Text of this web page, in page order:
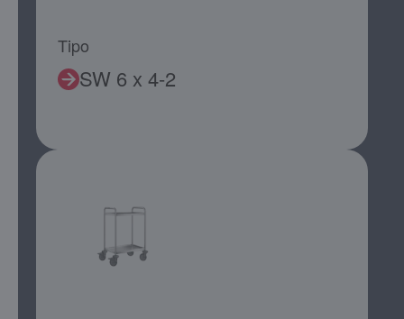
Tipo
SW 6 x 4-2